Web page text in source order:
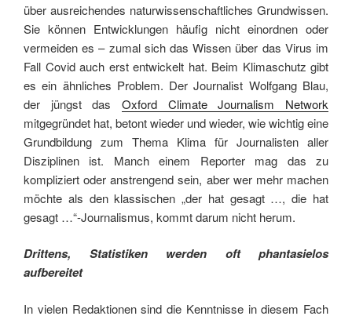
über ausreichendes naturwissenschaftliches Grundwissen.
Sie können Entwicklungen häufig nicht einordnen oder
vermeiden es – zumal sich das Wissen über das Virus im
Fall Covid auch erst entwickelt hat. Beim Klimaschutz gibt
es ein ähnliches Problem. Der Journalist Wolfgang Blau,
der jüngst das Oxford Climate Journalism Network
mitgegründet hat, betont wieder und wieder, wie wichtig eine
Grundbildung zum Thema Klima für Journalisten aller
Disziplinen ist. Manch einem Reporter mag das zu
kompliziert oder anstrengend sein, aber wer mehr machen
möchte als den klassischen „der hat gesagt …, die hat
gesagt …“-Journalismus, kommt darum nicht herum.
Drittens, Statistiken werden oft phantasielos
aufbereitet
In vielen Redaktionen sind die Kenntnisse in diesem Fach